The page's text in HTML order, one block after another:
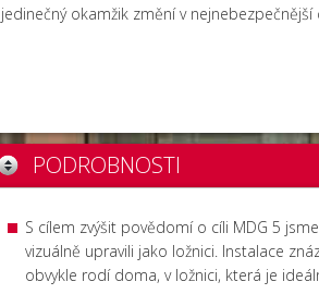
jedinečný okamžik změní v nejnebezpečnější
PODROBNOSTI
S cílem zvýšit povědomí o cíli MDG 5
vizuálně upravili jako ložnici. Instalace
obvykle rodí doma, v ložnici, která je